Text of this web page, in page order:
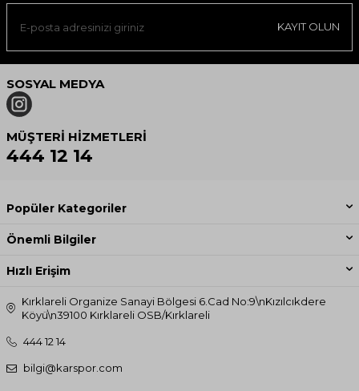
KAYIT OLUN
SOSYAL MEDYA
MÜŞTERI HIZMETLERI
444 12 14
Popüler Kategoriler
Önemli Bilgiler
Hızlı Erişim
Kırklareli Organize Sanayi Bölgesi 6.Cad No:9\nKızılcıkdere
Köyü\n39100 Kırklareli OSB/Kırklareli
444 12 14
bilgi@karspor.com